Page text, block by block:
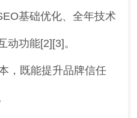
基础优化、全年技术
动功能[2][3]。
，既能提升品牌信任